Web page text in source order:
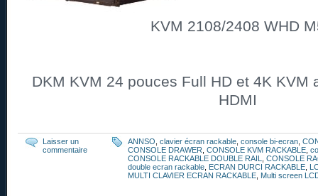
KVM 2108/2408 WHD
DKM KVM 24 pouces Full HD et 4K KVM
HDMI
Laisser un
commentaire
ANNSO, clavier écran rackable, console bi-ecran,
CONSOLE DRAWER, CONSOLE KVM RACKABLE,
CONSOLE RACKABLE DOUBLE RAIL, CONSOLE
double ecran rackable, ECRAN DURCI RACKABLE,
MULTI CLAVIER ECRAN RACKABLE, Multi screen